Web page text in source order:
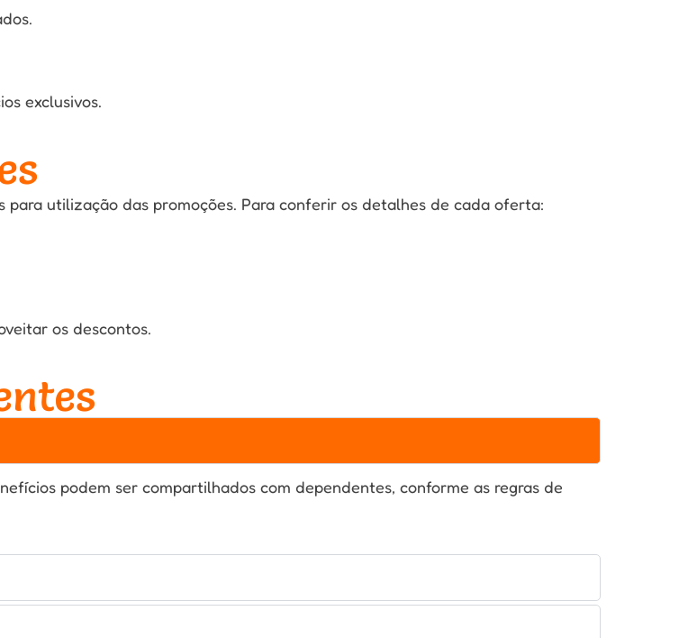
exclusivos.
para utilização das promoções. Para conferir os detalhes de cada oferta:
os descontos.
podem ser compartilhados com dependentes, conforme as regras de